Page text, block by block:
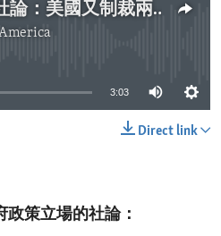
美國政府政策立場社論：美國又制裁兩名涉暴力鎮壓的緬甸官員
3:03
Direct link
策立場的社論：